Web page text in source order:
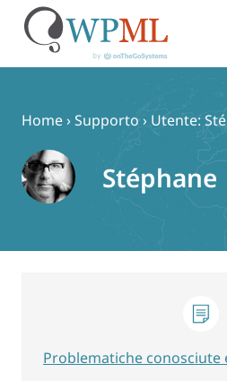
contenuto
Home›Supporto › Utente:
Stéphane
Problematiche conosciute